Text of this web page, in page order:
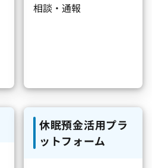
相談・通報
休眠預金活用プラ
ットフォーム